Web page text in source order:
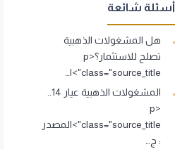
أسئلة شائعة
هل المشغولات الذهبية
تصلح للاستثمار؟<p
class="source_title">ا…
<p
class="source_title">المصدر
: ج…